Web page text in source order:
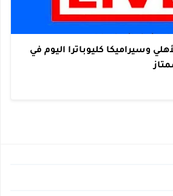
وسيراميكا كليوباترا اليوم في